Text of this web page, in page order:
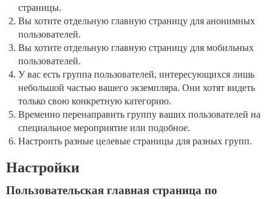
страницы.
Вы хотите отдельную главную страницу для анонимных
пользователей.
Вы хотите отдельную главную страницу для мобильных
пользователей.
У вас есть группа пользователей, интересующихся лишь
небольшой частью вашего экземпляра. Они хотят видеть
только свою конкретную категорию.
Временно перенаправить группу ваших пользователей на
специальное мероприятие или подобное.
Настроить разные целевые страницы для разных групп.
Настройки
Пользовательская главная страница по